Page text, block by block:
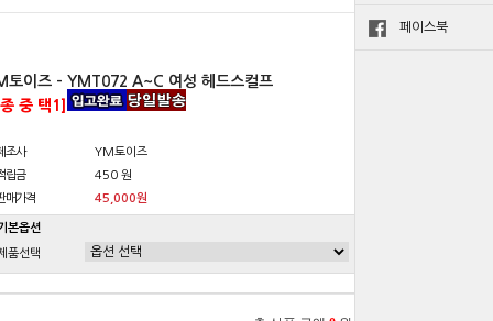
페이스북
토이즈 - YMT072 A~C 여성 헤드스컬프
중 택1]
조사
YM토이즈
립금
450 원
매가격
45,000원
본옵션
품선택